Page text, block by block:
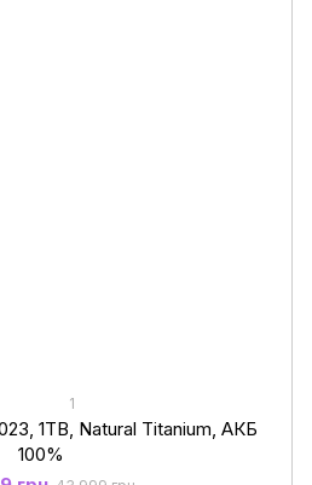
1
1ТB, Natural Titanium, АКБ
100%